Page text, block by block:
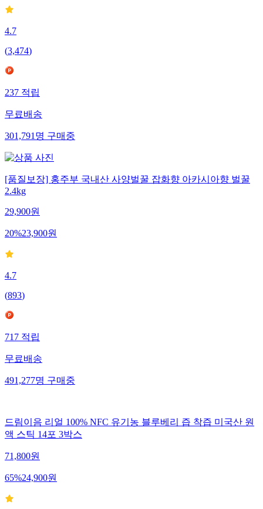
4.7
(3,474)
237적립
무료배송
301,791명구매중
[품질보장] 홍주부 국내산 사양벌꿀 잡화향 아카시아향 벌꿀
2.4kg
29,900원
20%23,900원
4.7
(893)
717적립
무료배송
491,277명구매중
드림이음 리얼 100% NFC 유기농 블루베리 즙 착즙 미국산 원
액 스틱 14포 3박스
71,800원
65%24,900원